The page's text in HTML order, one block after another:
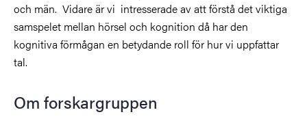
och män. Vidare är vi intresserade av att förstå det viktiga
samspelet mellan hörsel och kognition då har den
kognitiva förmågan en betydande roll för hur vi uppfattar
tal.
Om forskargruppen